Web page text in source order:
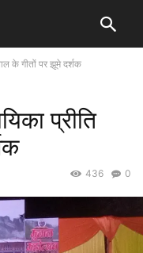
के गीतों पर झूमे दर्शक
प्रीति
0
436